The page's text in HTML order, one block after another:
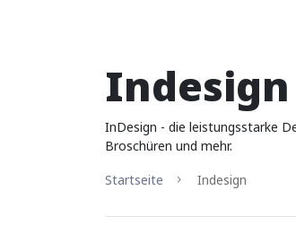
Indesign
InDesign - die leistungsstarke
Broschüren und mehr.
Startseite
Indesign